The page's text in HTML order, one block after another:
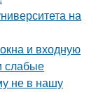
на
и входную
слабые
не в нашу